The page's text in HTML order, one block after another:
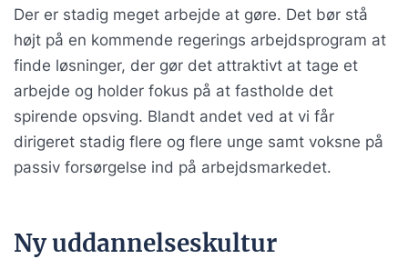
Der er stadig meget arbejde at gøre. Det bør stå
højt på en kommende regerings arbejdsprogram at
finde løsninger, der gør det attraktivt at tage et
arbejde og holder fokus på at fastholde det
spirende opsving. Blandt andet ved at vi får
dirigeret stadig flere og flere unge samt voksne på
passiv forsørgelse ind på arbejdsmarkedet.
Ny uddannelseskultur